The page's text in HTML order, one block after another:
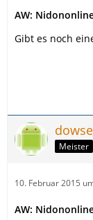
AW:
Gibt es noch
Meister
10. Februar 2015
AW: